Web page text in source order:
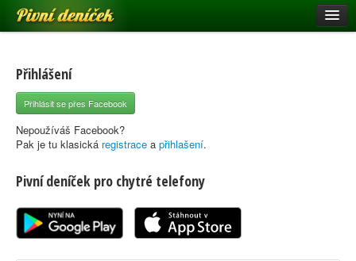
Pivní deníček
Pivní mapa
Pivní značky
Nápověda
Registrace
Přihlášení
Přihlásit se přes Facebook
Nepoužíváš Facebook?
Pak je tu klasická registrace a přihlašení.
Pivní deníček pro chytré telefony